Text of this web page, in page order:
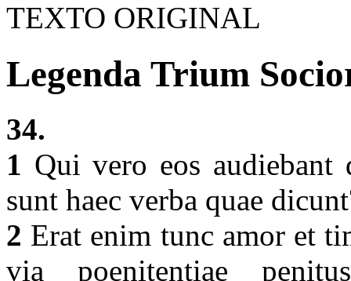
TEXTO ORIGINAL
Legenda Trium
34.
1 Qui vero eos audiebant
sunt haec verba quae
2 Erat enim tunc amor et
via poenitentiae